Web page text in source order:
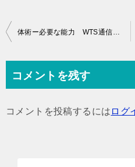
投
ビ
体術ー必要な能力 WTS通信 ７９７
コメントを残す
コメントを投稿するには ログ